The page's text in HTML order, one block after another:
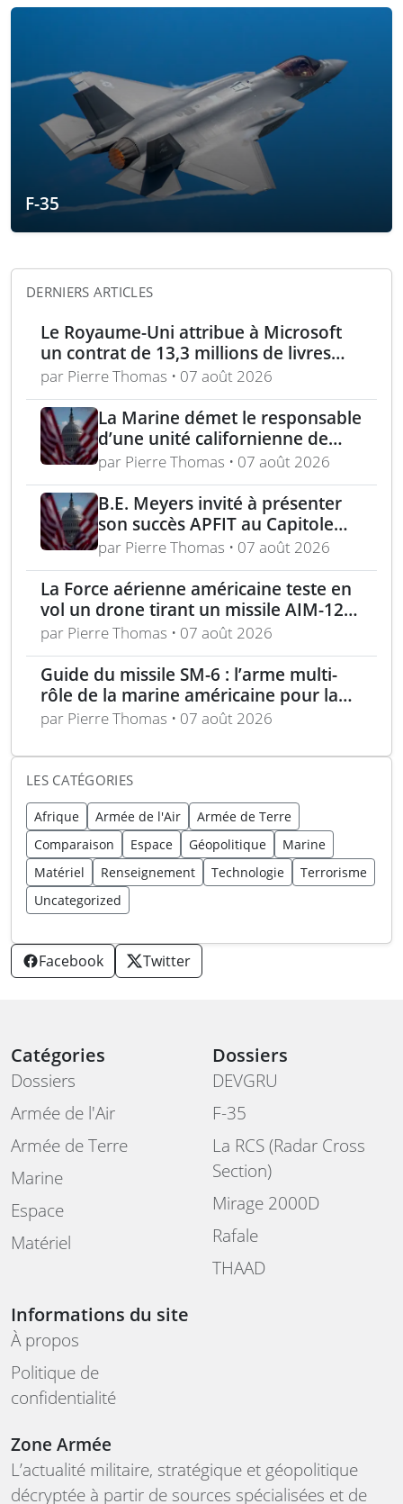
F-35
DERNIERS ARTICLES
Le Royaume-Uni attribue à Microsoft
un contrat de 13,3 millions de livres
pour l’analyse des menaces
par Pierre Thomas • 07 août 2026
La Marine démet le responsable
d’une unité californienne de
formation médicale
par Pierre Thomas • 07 août 2026
B.E. Meyers invité à présenter
son succès APFIT au Capitole
devant le Congrès et le
Pentagone
par Pierre Thomas • 07 août 2026
La Force aérienne américaine teste en
vol un drone tirant un missile AIM-120
en conditions réelles
par Pierre Thomas • 07 août 2026
Guide du missile SM-6 : l’arme multi-
rôle de la marine américaine pour la
guerre moderne
par Pierre Thomas • 07 août 2026
LES CATÉGORIES
Afrique Armée de l'Air
Armée de Terre
Comparaison
Espace Géopolitique
Marine
Matériel
Renseignement Technologie
Terrorisme
Uncategorized
Facebook Twitter
Catégories
Dossiers
Armée de l'Air
Armée de Terre
Marine
Espace
Matériel
Dossiers
DEVGRU
F-35
La RCS (Radar Cross
Section)
Mirage 2000D
Rafale
THAAD
Informations du site
À propos
Politique de
confidentialité
Zone Armée
L’actualité militaire, stratégique et géopolitique
décryptée à partir de sources spécialisées et de